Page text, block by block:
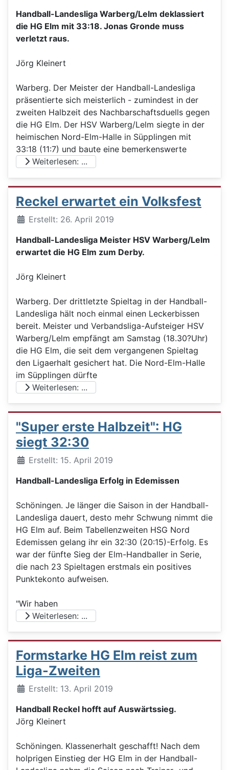
Handball-Landesliga Warberg/Lelm deklassiert
die HG Elm mit 33:18. Jonas Gronde muss
verletzt raus.
Jörg Kleinert
Warberg. Der Meister der Handball-Landesliga
präsentierte sich meisterlich - zumindest in der
zweiten Halbzeit des Nachbarschaftsduells gegen
die HG Elm. Der HSV Warberg/Lelm siegte in der
heimischen Nord-Elm-Halle in Süpplingen mit
33:18 (11:7) und baute eine bemerkenswerte
Weiterlesen: ...
Reckel erwartet ein Volksfest
DetailsErstellt: 26. April 2019
Handball-Landesliga Meister HSV Warberg/Lelm
erwartet die HG Elm zum Derby.
Jörg Kleinert
Warberg. Der drittletzte Spieltag in der Handball-
Landesliga hält noch einmal einen Leckerbissen
bereit. Meister und Verbandsliga-Aufsteiger HSV
Warberg/Lelm empfängt am Samstag (18.30?Uhr)
die HG Elm, die seit dem vergangenen Spieltag
den Ligaerhalt gesichert hat. Die Nord-Elm-Halle
im Süpplingen dürfte
Weiterlesen: ...
"Super erste Halbzeit": HG
siegt 32:30
DetailsErstellt: 15. April 2019
Handball-Landesliga Erfolg in Edemissen
Schöningen. Je länger die Saison in der Handball-
Landesliga dauert, desto mehr Schwung nimmt die
HG Elm auf. Beim Tabellenzweiten HSG Nord
Edemissen gelang ihr ein 32:30 (20:15)-Erfolg. Es
war der fünfte Sieg der Elm-Handballer in Serie,
die nach 23 Spieltagen erstmals ein positives
Punktekonto aufweisen.
"Wir haben
Weiterlesen: ...
Formstarke HG Elm reist zum
Liga-Zweiten
DetailsErstellt: 13. April 2019
Handball Reckel hofft auf Auswärtssieg.
Jörg Kleinert
Schöningen. Klassenerhalt geschafft! Nach dem
holprigen Einstieg der HG Elm in der Handball-